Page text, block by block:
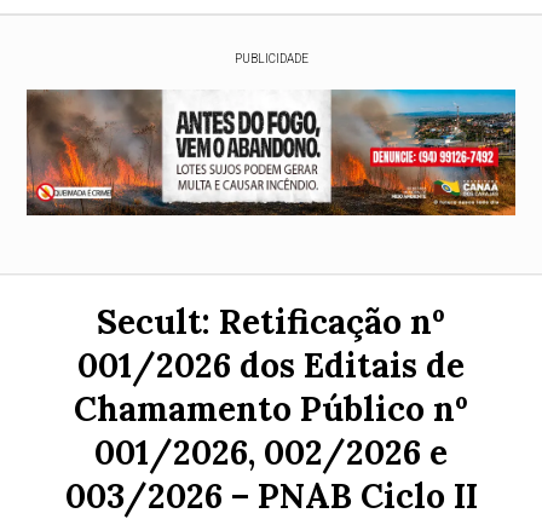
PUBLICIDADE
Secult: Retificação nº
001/2026 dos Editais de
Chamamento Público nº
001/2026, 002/2026 e
003/2026 – PNAB Ciclo II